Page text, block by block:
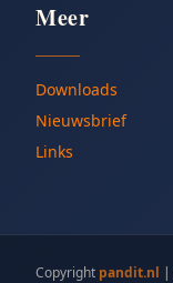
Meer
Downloads
Nieuwsbrief
Links
Copyright pandit.nl |